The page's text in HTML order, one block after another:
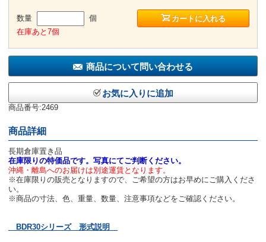
数量
個
在庫あと7個
カートに入れる
商品について問い合わせる
お気に入りに追加
商品番号:2469
商品詳細
長期倉庫置き品
在庫限りの特価品です。写真にてご判断ください。
沖縄・離島へのお届けは別途運賃となります。
※在庫限りの販売となりますので、ご希望の方はお早めにご購入くださ
い。
※商品の寸法、色、重量、数量、注意事項などをご確認ください。
BDR30シリーズ 形式説明